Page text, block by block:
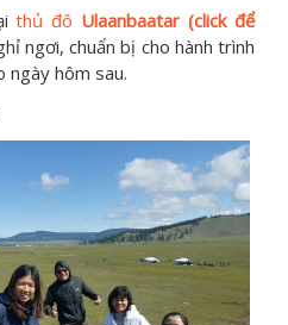
thủ đô Ulaanbaatar (click để
ngơi, chuẩn bị cho hành trình
ngày hôm sau.